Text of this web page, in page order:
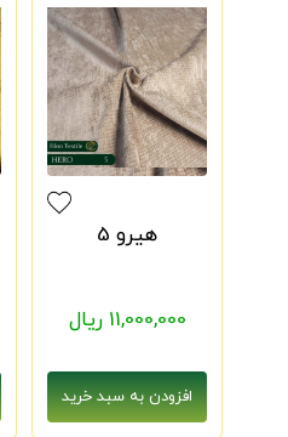
هیرو 5
11,000,000 ریال